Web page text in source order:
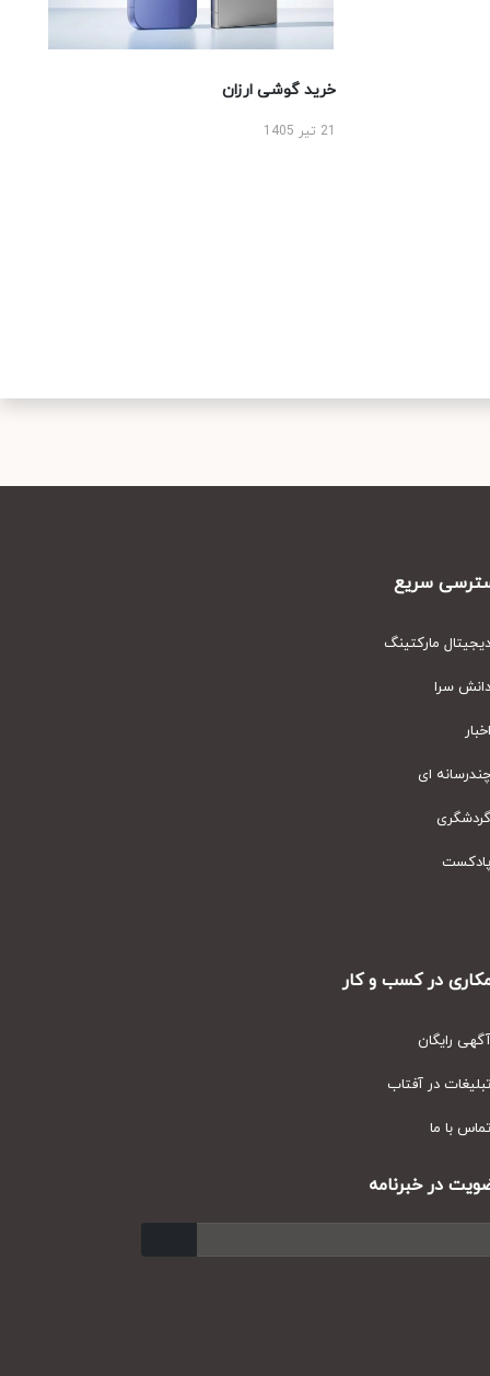
خرید گوشی ارزان
سریع
مارکتینگ
سرا
ای
در کسب و کار
رایگان
در آفتاب
با ما
در خبرنامه